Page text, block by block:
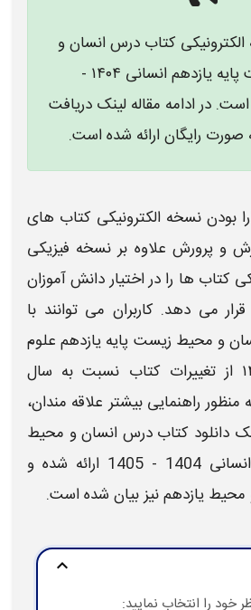
کتاب درسانسان و
پایهیازدهمانسانی
۱۴۰۴ -
است. در ادامه مقاله لینک دریافت
رایگان ارائه شده است.
بودن نسخه الکترونیکی کتاب های
و پرورش علاوه بر نسخه فیزیکی
کتاب ها را در اختیار دانش آموزان
می دهد. کاربران می توانند با
و محیط زیست پایه یازدهم علوم
از تغییرات کتاب نسبت به سال
راهنمایی بیشتر علاقه مندان،
دانلود کتاب درس انسان و محیط
1404 - 1405
ارائه شده و
محیط یازدهمنیز بیان شده است.
expand_more
خود را انتخاب نمایید: